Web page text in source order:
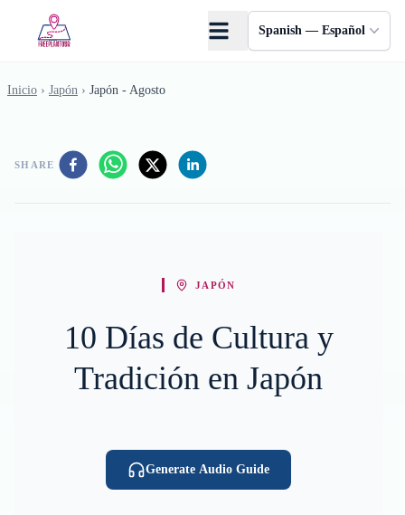
Spanish — Español
Inicio › Japón › Japón - Agosto
SHARE
JAPÓN
10 Días de Cultura y
Tradición en Japón
Generate Audio Guide